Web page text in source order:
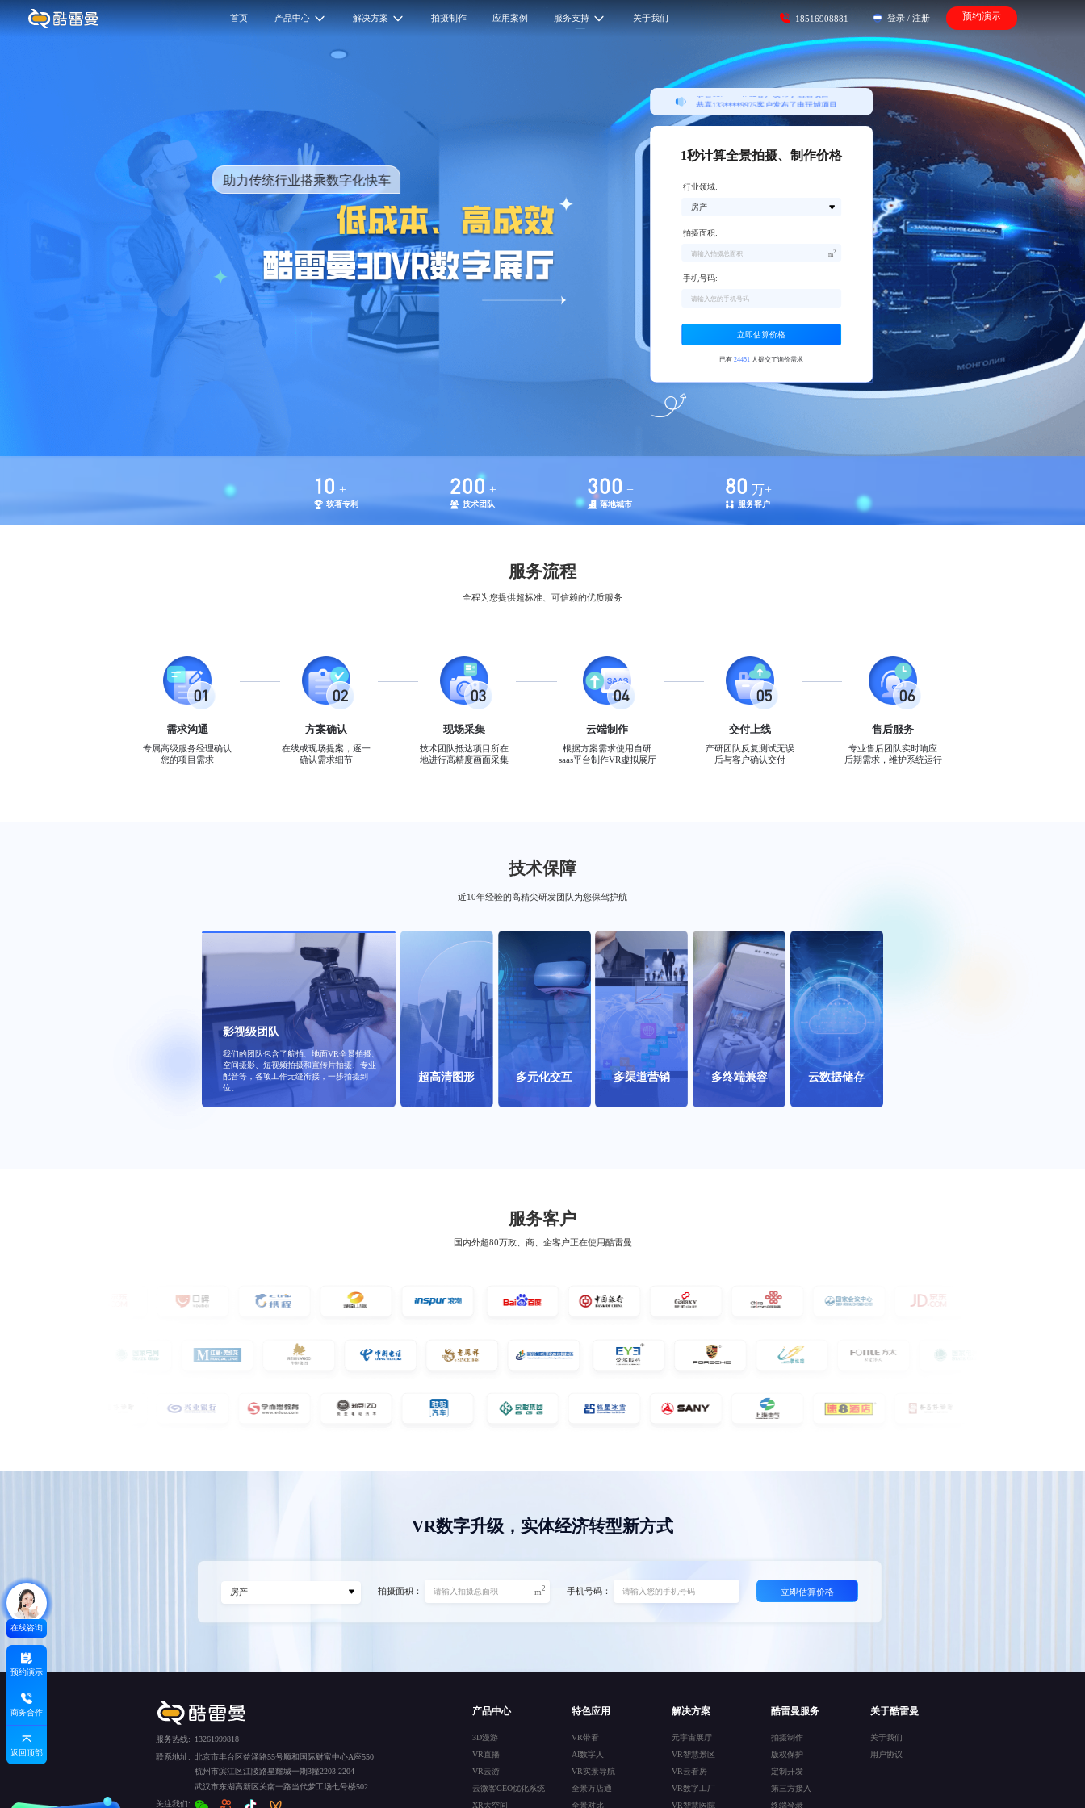
首页 产品中心 解决方案 拍摄制作 应用案例 服务支持 关于我们 18516908881 登录 / 注册 预约演示
助力传统行业搭乘数字化快车
恭喜150****2341客户发布了房产项目
恭喜183****6782客户发布了家装项目
恭喜179****9346客户发布企业展厅项目
恭喜159****9087客户发布了工厂项目
恭喜187****4762客户发布了酒店项目
恭喜133****9975客户发布了电玩城项目
1秒计算全景拍摄、制作价格
行业领域:
拍摄面积:
m2
手机号码:
立即估算价格
已有24451 人提交了询价需求
10 +
软著专利
200 +
技术团队
300 +
落地城市
80 万+
服务客户
服务流程
全程为您提供超标准、可信赖的优质服务
需求沟通
专属高级服务经理确认
您的项目需求
方案确认
在线或现场提案，逐一
确认需求细节
现场采集
技术团队抵达项目所在
地进行高精度画面采集
云端制作
根据方案需求使用自研
saas平台制作VR虚拟展厅
交付上线
产研团队反复测试无误
后与客户确认交付
售后服务
专业售后团队实时响应
后期需求，维护系统运行
技术保障
近10年经验的高精尖研发团队为您保驾护航
影视级团队
我们的团队包含了航拍、地面VR全景拍摄、
空间摄影、短视频拍摄和宣传片拍摄、专业
配音等，各项工作无缝衔接，一步拍摄到
位。
超高清图形
采用VR全景最高像素拍摄设备、动态HDR技
术拍摄补偿，画质清晰艳丽；专业修图师拼
接、调色多环节处理，确保高品质画面输
出。
超高清图形
多元化交互
VR漫游支持多图文、视频、音频、外链接、
电子沙盘等资源的点击弹出展示，每个场景
可添加独立语音讲解，具备多元化交互性。
多元化交互
多渠道营销
VR漫游中可添加官网链接、营销活动、商城
系统等多种接口，对接小程序、口碑、公众
号、携程等三方平台，实现多渠道营销闭
多渠道营销
采用主流的H5技术开发，兼容电脑、手机在
线浏览，也支持触摸一体机、VR眼镜和大屏
幕投影等离线自动播放形式
多终端兼容
云数据储存
我们可为没有网络存储空间的用户提供网络
存储服务，同时保障各种使用场景下的数据
安全需求。
云数据储存
服务客户
国内外超80万政、商、企客户正在使用酷雷曼
VR数字升级，实体经济转型新方式
拍摄面积： m2 手机号码： 立即估算价格
在线咨询
预约演示
商务合作
返回顶部
服务热线:
13261999818
联系地址: 北京市丰台区益泽路55号顺和国际财富中心A座550
杭州市滨江区江陵路星耀城一期3幢2203-2204
武汉市东湖高新区关南一路当代梦工场七号楼502
关注我们:
产品中心
3D漫游
VR直播
VR云游
云微客GEO优化系统
XR大空间
特色应用
VR带看
AI数字人
VR实景导航
全景万店通
全景对比
解决方案
元宇宙展厅
VR智慧景区
VR云看房
VR数字工厂
VR智慧医院
酷雷曼服务
拍摄制作
版权保护
定制开发
第三方接入
终端登录
关于酷雷曼
关于我们
用户协议